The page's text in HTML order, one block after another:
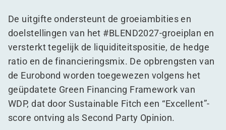
De uitgifte ondersteunt de groeiambities en
doelstellingen van het #BLEND2027-groeiplan en
versterkt tegelijk de liquiditeitspositie, de hedge
ratio en de financieringsmix. De opbrengsten van
de Eurobond worden toegewezen volgens het
geüpdatete Green Financing Framework van
WDP, dat door Sustainable Fitch een “Excellent”-
score ontving als Second Party Opinion.